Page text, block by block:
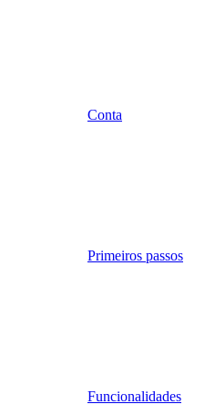
Conta
Primeiros passos
Funcionalidades